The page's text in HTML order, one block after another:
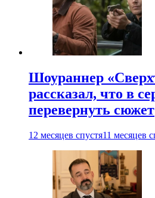
Шоураннер
рассказал, что в
перевернуть сюжет
12 месяцев спустя11 месяцев